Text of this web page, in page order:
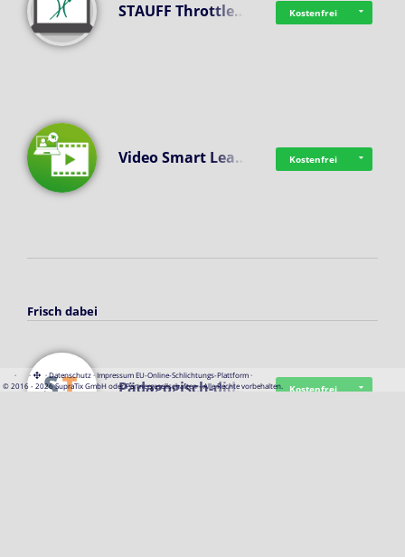
STAUFF Throttle… Kostenfrei
Video Smart Lea… Kostenfrei
Frisch dabei
Pädagogisch-did… Kostenfrei
· · ·Datenschutz·Impressum EU-Online-Schlichtungs-Plattform·
© 2016 - 2026 SupraTix GmbH oder Partnergesellschaften - Alle Rechte vorbehalten.